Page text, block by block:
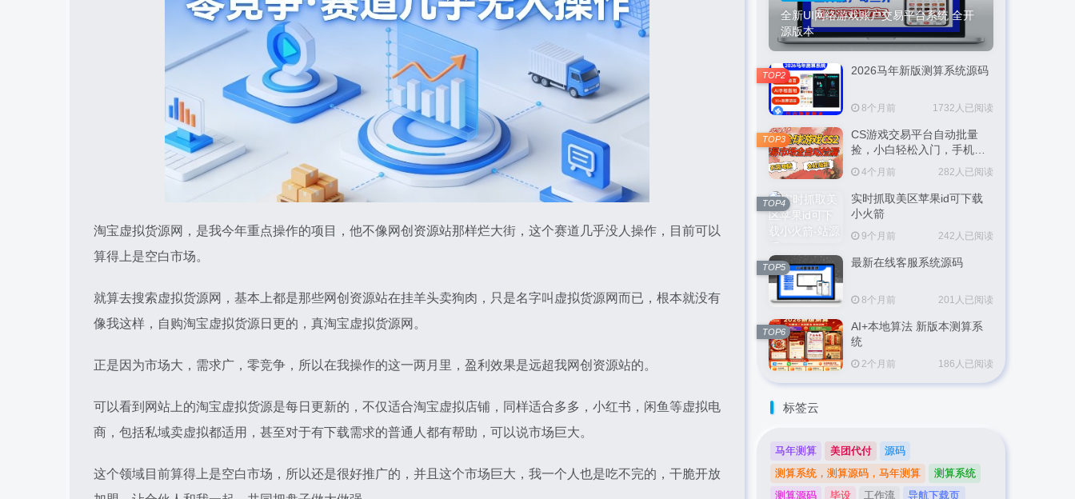
淘宝虚拟货源网，是我今年重点操作的项目，他不像网创资源站那样烂大街，这个赛道几乎没人操作，目前可以
算得上是空白市场。
就算去搜索虚拟货源网，基本上都是那些网创资源站在挂羊头卖狗肉，只是名字叫虚拟货源网而已，根本就没有
像我这样，自购淘宝虚拟货源日更的，真淘宝虚拟货源网。
正是因为市场大，需求广，零竞争，所以在我操作的这一两月里，盈利效果是远超我网创资源站的。
可以看到网站上的淘宝虚拟货源是每日更新的，不仅适合淘宝虚拟店铺，同样适合多多，小红书，闲鱼等虚拟电
商，包括私域卖虚拟都适用，甚至对于有下载需求的普通人都有帮助，可以说市场巨大。
这个领域目前算得上是空白市场，所以还是很好推广的，并且这个市场巨大，我一个人也是吃不完的，干脆开放
全新UI网络游戏账户交易平台系统 全开
源版本
2026马年新版测算系统源码
8个月前 1732人已阅读
TOP2
CS游戏交易平台自动批量
捡，小白轻松入门，手机即
可完成全部操作，日入
300+，轻松副业【揭秘】
4个月前 282人已阅读
TOP3
实时抓取美区苹果id可下载
小火箭
9个月前 242人已阅读
TOP4
最新在线客服系统源码
8个月前 201人已阅读
TOP5
AI+本地算法 新版本测算系
统
2个月前 186人已阅读
TOP6
标签云
马年测算 美团代付
源码
测算系统，测算源码，马年测算
测算系统
测算源码
毕设 工作流 导航下载页